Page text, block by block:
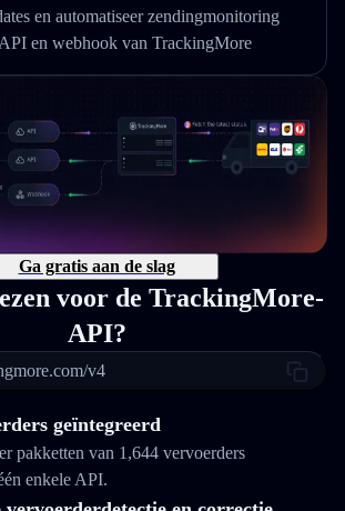
en automatiseer zendingmonitoring
en webhook van TrackingMore
Ga gratis aan de slag
voor de TrackingMore-
API?
v4
geïntegreerd
pakketten van 1,644 vervoerders
enkele API.